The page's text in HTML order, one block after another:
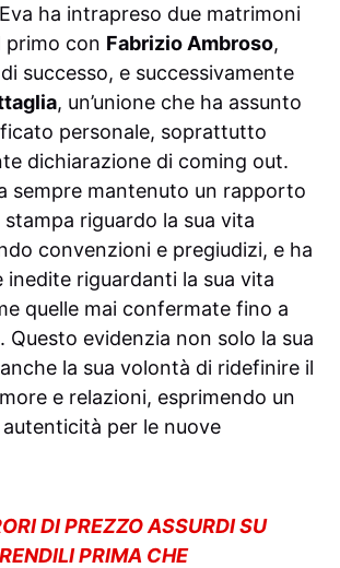
ha intrapreso due matrimoni
primo con Fabrizio Ambroso,
successo, e successivamente
, un’unione che ha assunto
personale, soprattutto
dichiarazione di coming out.
sempre mantenuto un rapporto
riguardo la sua vita
convenzioni e pregiudizi, e ha
inedite riguardanti la sua vita
quelle mai confermate fino a
Questo evidenzia non solo la sua
la sua volontà di ridefinire il
e relazioni, esprimendo un
per le nuove
DI PREZZO ASSURDI SU
PRIMA CHE